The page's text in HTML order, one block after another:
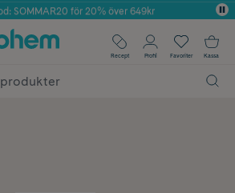
Butik 2025 inom Skönhet
SOMMAR20 för 20% över 649kr
✓ Fri frakt
✓ Poäng på alla köp*
Recept Profil Favoriter Kassa